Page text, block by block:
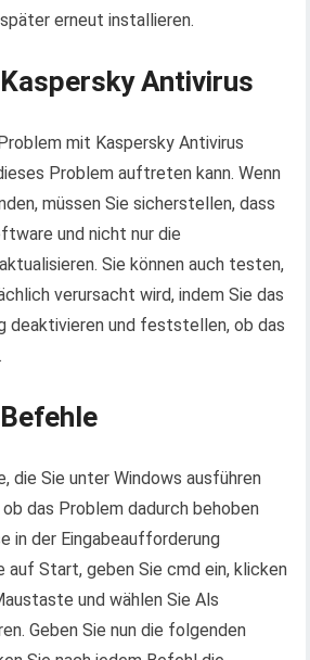
erneut installieren.
Antivirus
mit Kaspersky Antivirus
Problem auftreten kann. Wenn
müssen Sie sicherstellen, dass
und nicht nur die
Sie können auch testen,
verursacht wird, indem Sie das
deaktivieren und feststellen, ob das
die Sie unter Windows ausführen
ob das Problem dadurch behoben
in der Eingabeaufforderung
auf Start, geben Sie cmd ein, klicken
und wählen Sie Als
Geben Sie nun die folgenden